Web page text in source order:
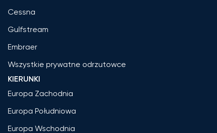
Cessna
Gulfstream
Embraer
Wszystkie prywatne odrzutowce
KIERUNKI
Europa Zachodnia
Europa Południowa
Europa Wschodnia